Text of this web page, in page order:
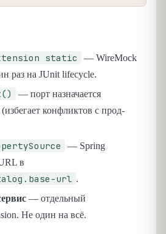
static
— WireMock
раз на JUnit lifecycle.
— порт назначается
конфликтов с прод-
— Spring
в
url .
— отдельный
Не один на всё.